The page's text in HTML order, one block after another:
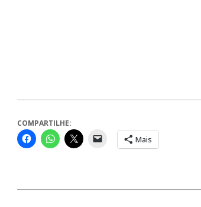
COMPARTILHE:
Mais